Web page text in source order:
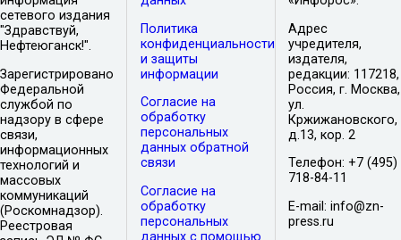
сетевого издания
"Здравствуй,
Нефтеюганск!".
Зарегистрировано
Федеральной
службой по
надзору в сфере
связи,
информационных
технологий и
массовых
коммуникаций
(Роскомнадзор).
Реестровая
Политика
конфиденциальности
и защиты
информации
Согласие на
обработку
персональных
данных обратной
связи
Согласие на
обработку
персональных
данных с помощью
Адрес
учредителя,
издателя,
редакции: 117218,
Россия, г. Москва,
ул.
Кржижановского,
д.13, кор. 2
Телефон: +7 (495)
718-84-11
E-mail: info@zn-
press.ru